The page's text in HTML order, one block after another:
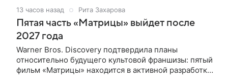
13 часов назад Рита Захарова
Пятая часть «Матрицы» выйдет после
2027 года
Warner Bros. Discovery подтвердила планы
относительно будущего культовой франшизы: пятый
фильм «Матрицы» находится в активной разработке